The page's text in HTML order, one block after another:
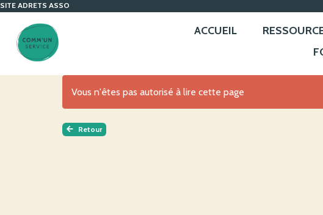
SITE ADRETS ASSO
ACCUEIL
Vous n'êtes pas autorisé à lire cette page
Retour